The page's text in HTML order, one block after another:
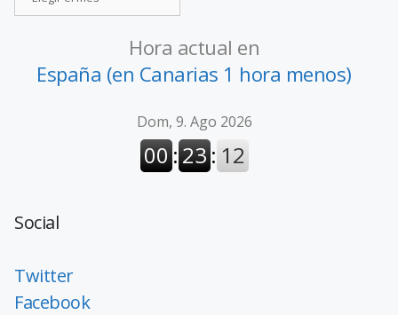
Hora actual en
España (en Canarias 1 hora menos)
Social
Twitter
Facebook